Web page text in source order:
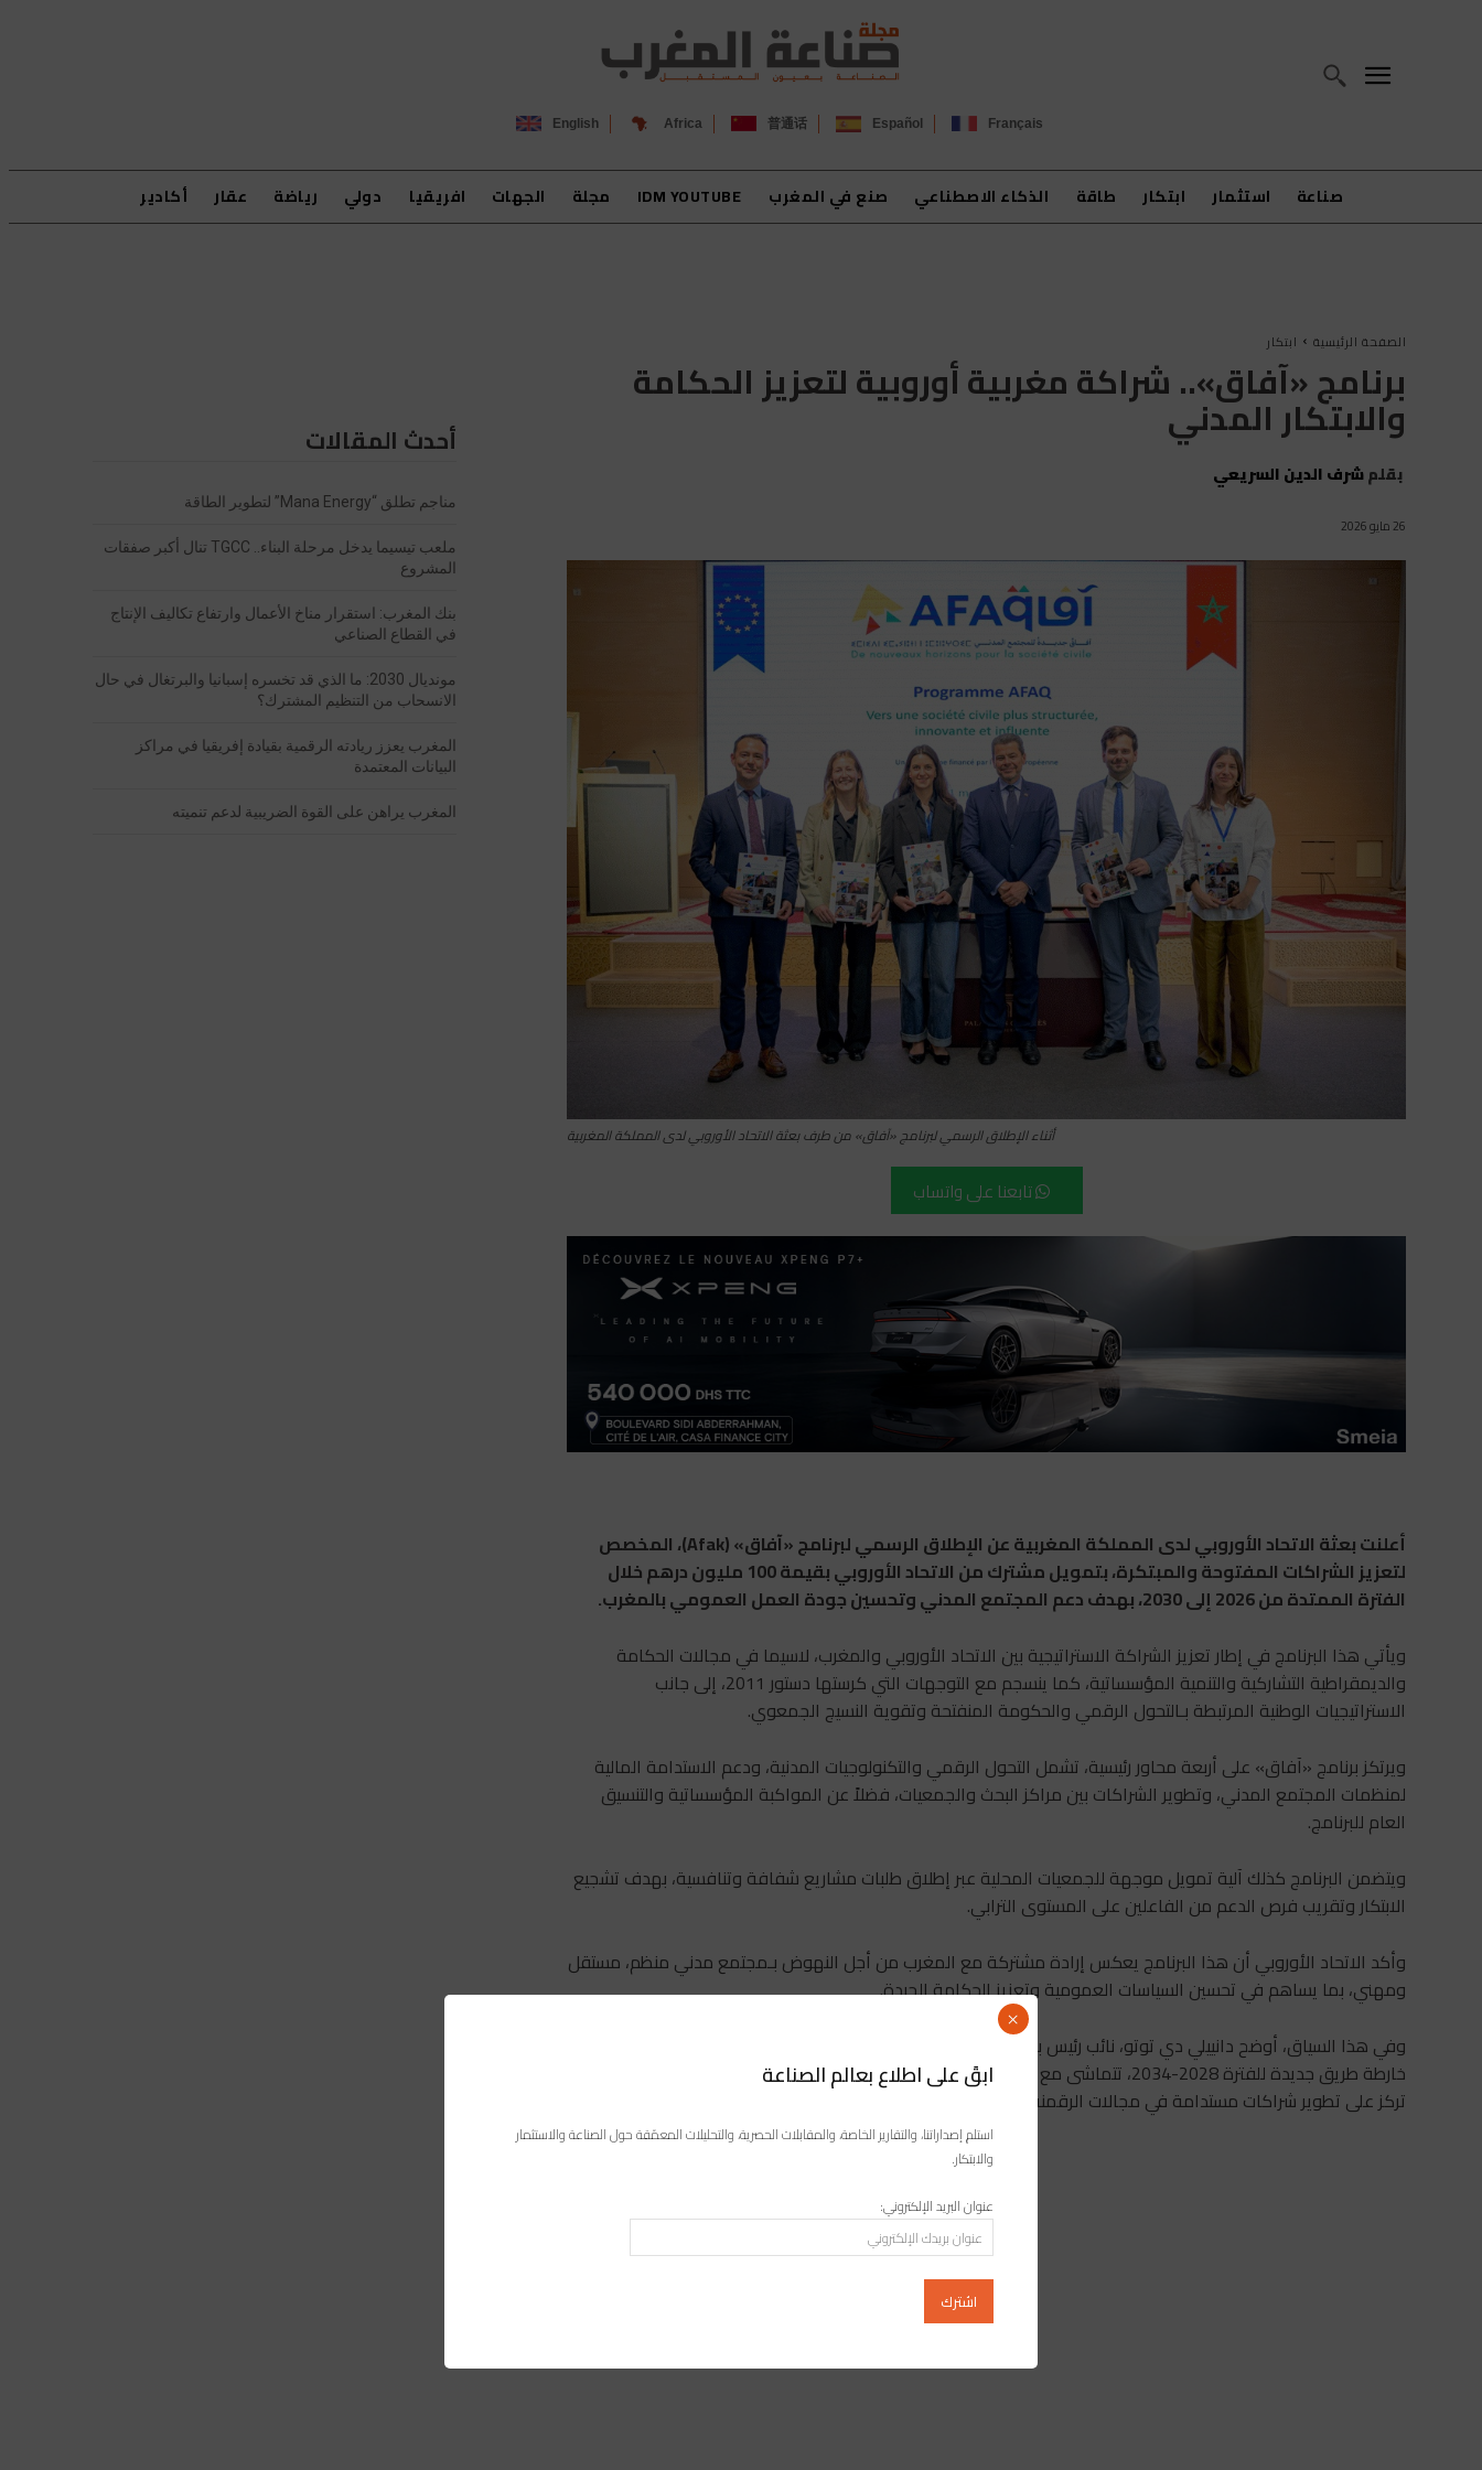
Français
Español
普通话
Africa
English
صناعة استثمار ابتكار طاقة الذكاء الاصطناعي صنع في المغرب IDM YOUTUBE مجلة الجهات افريقيا دولي رياضة عقار أكادير
الصفحة الرئيسية ابتكار
أحدث المقالات
مناجم تطلق “Mana Energy” لتطوير الطاقة
ملعب تيسيما يدخل مرحلة البناء.. TGCC تنال أكبر صفقات
المشروع
بنك المغرب: استقرار مناخ الأعمال وارتفاع تكاليف الإنتاج
في القطاع الصناعي
مونديال 2030: ما الذي قد تخسره إسبانيا والبرتغال في حال
الانسحاب من التنظيم المشترك؟
المغرب يعزز ريادته الرقمية بقيادة إفريقيا في مراكز
البيانات المعتمدة
المغرب يراهن على القوة الضريبية لدعم تنميته
برنامج «آفاق».. شراكة مغربية أوروبية لتعزيز الحكامة
والابتكار المدني
بقلمشرف الدين السريعي
26 مايو 2026
أثناء الإطلاق الرسمي لبرنامج «آفاق» من طرف بعثة الاتحاد الأوروبي لدى المملكة المغربية
تابعنا على واتساب
أعلنت بعثة الاتحاد الأوروبي لدى المملكة المغربية عن الإطلاق الرسمي لبرنامج «آفاق» (Afak)، المخصص
لتعزيز الشراكات المفتوحة والمبتكرة، بتمويل مشترك من الاتحاد الأوروبي بقيمة 100 مليون درهم خلال
الفترة الممتدة من 2026 إلى 2030، بهدف دعم المجتمع المدني وتحسين جودة العمل العمومي بالمغرب.
ويأتي هذا البرنامج في إطار تعزيز الشراكة الاستراتيجية بين الاتحاد الأوروبي والمغرب، لاسيما في مجالات الحكامة
والديمقراطية التشاركية والتنمية المؤسساتية، كما ينسجم مع التوجهات التي كرستها دستور 2011، إلى جانب
الاستراتيجيات الوطنية المرتبطة بـالتحول الرقمي والحكومة المنفتحة وتقوية النسيج الجمعوي.
ويرتكز برنامج «آفاق» على أربعة محاور رئيسية، تشمل التحول الرقمي والتكنولوجيات المدنية، ودعم الاستدامة المالية
لمنظمات المجتمع المدني، وتطوير الشراكات بين مراكز البحث والجمعيات، فضلاً عن المواكبة المؤسساتية والتنسيق
العام للبرنامج.
ويتضمن البرنامج كذلك آلية تمويل موجهة للجمعيات المحلية عبر إطلاق طلبات مشاريع شفافة وتنافسية، بهدف تشجيع
الابتكار وتقريب فرص الدعم من الفاعلين على المستوى الترابي.
وأكد الاتحاد الأوروبي أن هذا البرنامج يعكس إرادة مشتركة مع المغرب من أجل النهوض بـمجتمع مدني منظم، مستقل
ومهني، بما يساهم في تحسين السياسات العمومية وتعزيز الحكامة الجيدة.
وفي هذا السياق، أوضح دانييلي دي توتو، نائب رئيس بعثة الاتحاد الأوروبي بالمغرب، أن الاتحاد الأوروبي يعمل على إعداد
تركز على تطوير شراكات مستدامة في مجالات الرقمنة والحكامة والتنمية البشرية.
ابقَ على اطلاع بعالم الصناعة
استلم إصداراتنا، والتقارير الخاصة، والمقابلات الحصرية، والتحليلات المعمّقة حول الصناعة والاستثمار
والابتكار.
عنوان البريد الإلكتروني:
×